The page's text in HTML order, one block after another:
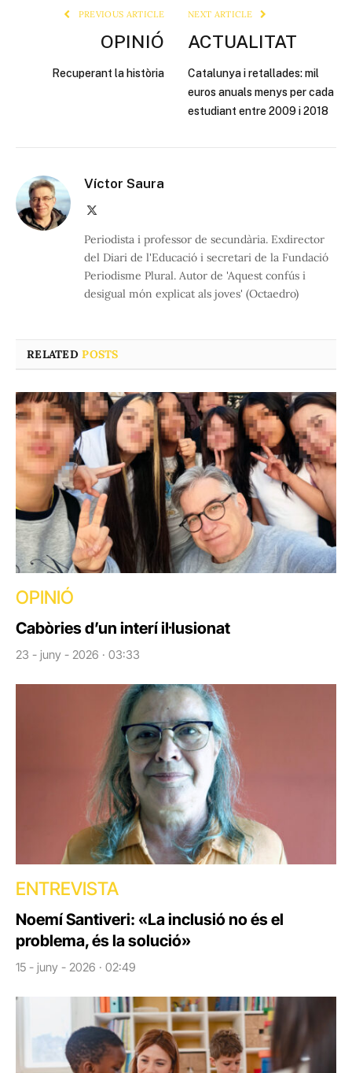
PREVIOUS ARTICLE
OPINIÓ
Recuperant la història
NEXT ARTICLE
ACTUALITAT
Catalunya i retallades: mil
euros anuals menys per cada
estudiant entre 2009 i 2018
Víctor Saura
Periodista i professor de secundària. Exdirector
del Diari de l'Educació i secretari de la Fundació
Periodisme Plural. Autor de 'Aquest confús i
desigual món explicat als joves' (Octaedro)
RELATEDPOSTS
OPINIÓ
Cabòries d’un interí il·lusionat
23 - juny - 2026 · 03:33
ENTREVISTA
Noemí Santiveri: «La inclusió no és el
problema, és la solució»
15 - juny - 2026 · 02:49